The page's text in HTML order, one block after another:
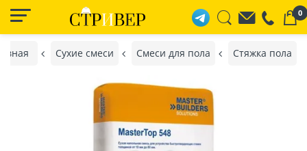
0
Сухие смеси Смеси для пола Стяжка пола